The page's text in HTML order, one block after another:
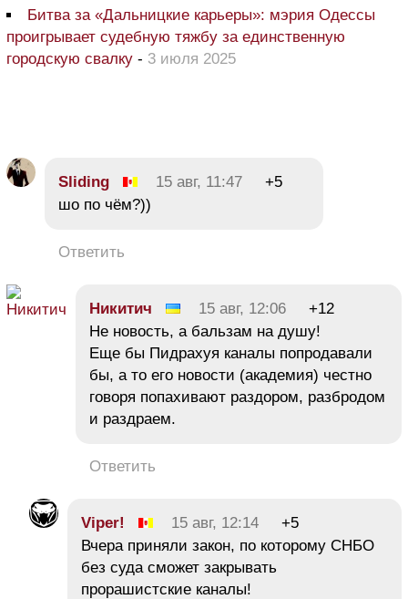
Битва за «Дальницкие карьеры»: мэрия Одессы
проигрывает судебную тяжбу за единственную
городскую свалку - 3 июля 2025
Sliding 15 авг, 11:47
+5
шо по чём?))
Ответить
Никитич 15 авг, 12:06
+12
Не новость, а бальзам на душу!
Еще бы Пидрахуя каналы попродавали
бы, а то его новости (академия) честно
говоря попахивают раздором, разбродом
и раздраем.
Ответить
Viper! 15 авг, 12:14
+5
Вчера приняли закон, по которому СНБО
без суда сможет закрывать
прорашистские каналы!